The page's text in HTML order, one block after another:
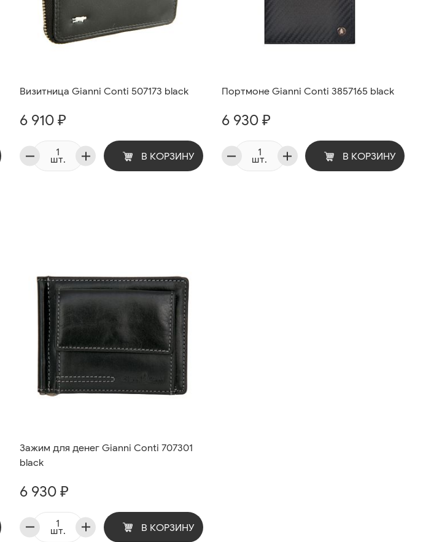
Визитница Gianni Conti 507173 black
6 910 ₽
шт. В КОРЗИНУ
Портмоне Gianni Conti 3857165 black
6 930 ₽
шт. В КОРЗИНУ
Зажим для денег Gianni Conti 707301
black
6 930 ₽
шт. В КОРЗИНУ